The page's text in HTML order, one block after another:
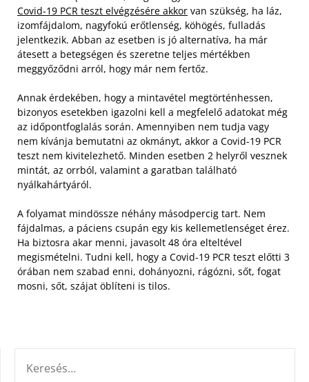
Covid-19 PCR teszt elvégzésére akkor van szükség, ha láz,
izomfájdalom, nagyfokú erőtlenség, köhögés, fulladás
jelentkezik. Abban az esetben is jó alternatíva, ha már
átesett a betegségen és szeretne teljes mértékben
meggyőződni arról, hogy már nem fertőz.
Annak érdekében, hogy a mintavétel megtörténhessen,
bizonyos esetekben igazolni kell a megfelelő adatokat még
az időpontfoglalás során. Amennyiben nem tudja vagy
nem kívánja bemutatni az okmányt, akkor a Covid-19 PCR
teszt nem kivitelezhető. Minden esetben 2 helyről vesznek
mintát, az orrból, valamint a garatban található
nyálkahártyáról.
A folyamat mindössze néhány másodpercig tart. Nem
fájdalmas, a páciens csupán egy kis kellemetlenséget érez.
Ha biztosra akar menni, javasolt 48 óra elteltével
megismételni. Tudni kell, hogy a Covid-19 PCR teszt előtti 3
órában nem szabad enni, dohányozni, rágózni, sőt, fogat
mosni, sőt, szájat öblíteni is tilos.